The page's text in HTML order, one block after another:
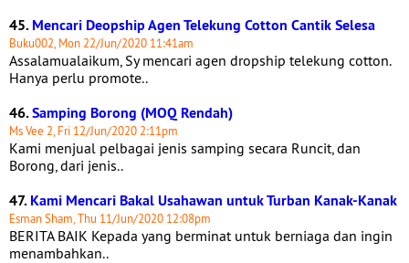
45.Mencari Deopship Agen Telekung Cotton Cantik Selesa
Buku002, Mon 22/Jun/2020 11:41am
Assalamualaikum, Sy mencari agen dropship telekung cotton.
Hanya perlu promote..
46.Samping Borong (MOQ Rendah)
Ms Vee 2, Fri 12/Jun/2020 2:11pm
Kami menjual pelbagai jenis samping secara Runcit, dan
Borong, dari jenis..
47.Kami Mencari Bakal Usahawan untuk Turban Kanak-Kanak
Esman Sham, Thu 11/Jun/2020 12:08pm
BERITA BAIK Kepada yang berminat untuk berniaga dan ingin
menambahkan..